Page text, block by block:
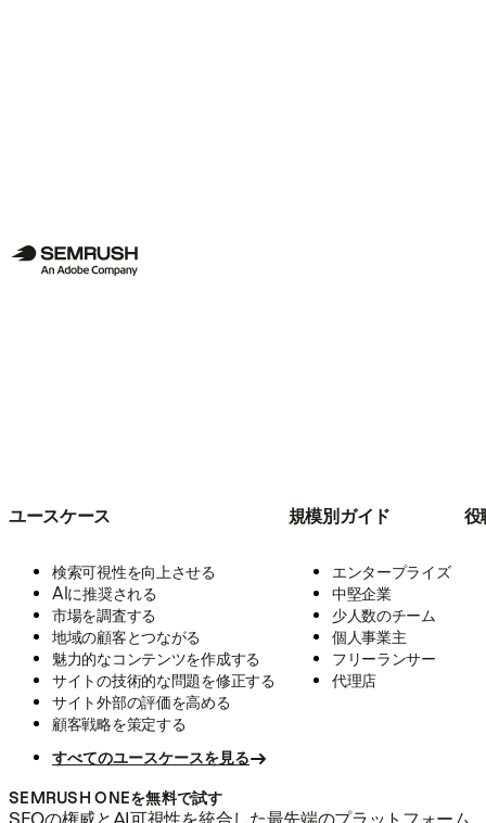
ユースケース
検索可視性を向上させる
AIに推奨される
市場を調査する
地域の顧客とつながる
魅力的なコンテンツを作成する
サイトの技術的な問題を修正する
サイト外部の評価を高める
顧客戦略を策定する
すべてのユースケースを見る
規模別ガイド
エンタープライズ
中堅企業
少人数のチーム
個人事業主
フリーランサー
代理店
役
SEMRUSH ONEを無料で試す
SEOの権威とAI可視性を統合した最先端のプラットフォーム